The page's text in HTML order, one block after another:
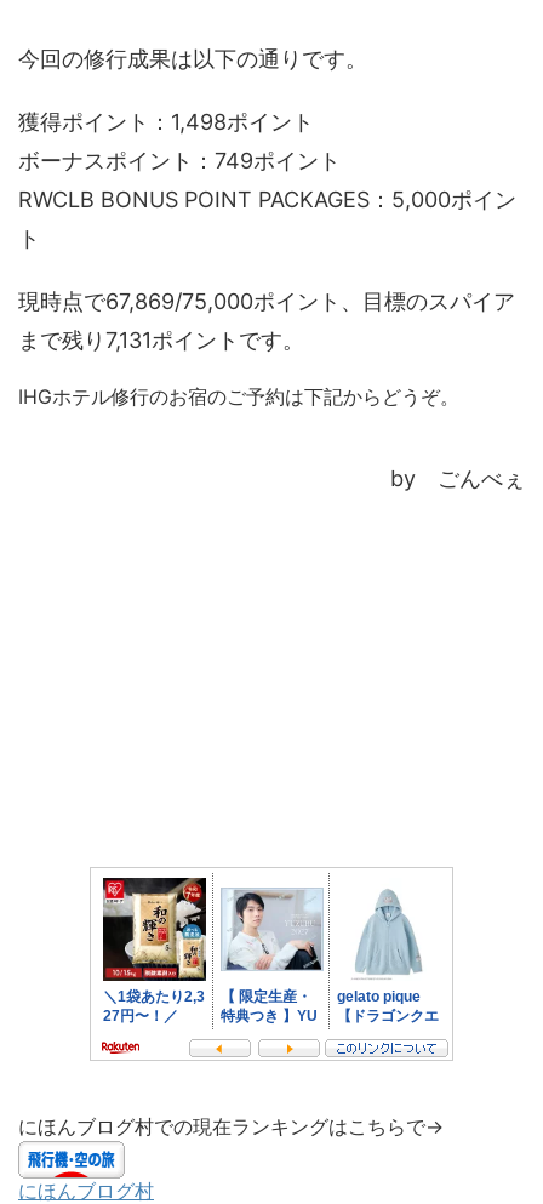
今回の修行成果は以下の通りです。
獲得ポイント：1,498ポイント
ボーナスポイント：749ポイント
RWCLB BONUS POINT PACKAGES：5,000ポイン
ト
現時点で67,869/75,000ポイント、目標のスパイア
まで残り7,131ポイントです。
IHGホテル修行のお宿のご予約は下記からどうぞ。
by ごんべぇ
にほんブログ村での現在ランキングはこちらで→
にほんブログ村